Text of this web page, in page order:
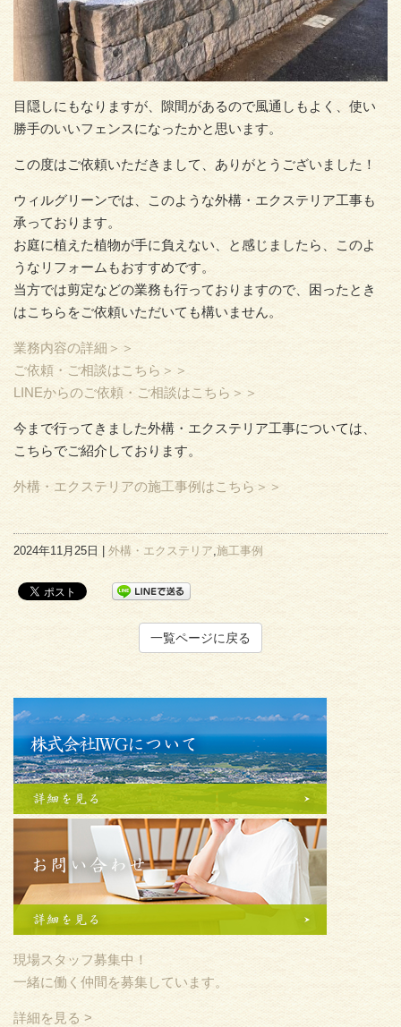
目隠しにもなりますが、隙間があるので風通しもよく、使い
勝手のいいフェンスになったかと思います。
この度はご依頼いただきまして、ありがとうございました！
ウィルグリーンでは、このような外構・エクステリア工事も
承っております。
お庭に植えた植物が手に負えない、と感じましたら、このよ
うなリフォームもおすすめです。
当方では剪定などの業務も行っておりますので、困ったとき
はこちらをご依頼いただいても構いません。
業務内容の詳細＞＞
ご依頼・ご相談はこちら＞＞
LINEからのご依頼・ご相談はこちら＞＞
今まで行ってきました外構・エクステリア工事については、
こちらでご紹介しております。
外構・エクステリアの施工事例はこちら＞＞
2024年11月25日 |外構・エクステリア,施工事例
一覧ページに戻る
現場スタッフ募集中！
一緒に働く仲間を募集しています。
詳細を見る >